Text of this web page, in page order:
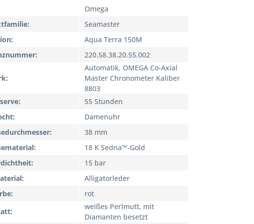
Omega
Seamaster
Aqua Terra 150M
220.58.38.20.55.002
Automatik, OMEGA Co-Axial
Master Chronometer Kaliber
8803
55 Stunden
Damenuhr
38 mm
18 K Sedna™‑Gold
15 bar
Alligatorleder
rot
weißes Perlmutt, mit
Diamanten besetzt